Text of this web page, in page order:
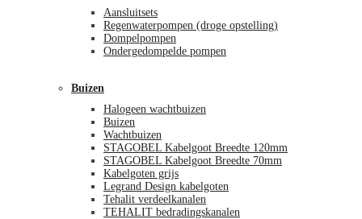
Aansluitsets
Regenwaterpompen (droge opstelling)
Dompelpompen
Ondergedompelde pompen
Buizen
Halogeen wachtbuizen
Buizen
Wachtbuizen
STAGOBEL Kabelgoot Breedte 120mm
STAGOBEL Kabelgoot Breedte 70mm
Kabelgoten grijs
Legrand Design kabelgoten
Tehalit verdeelkanalen
TEHALIT bedradingskanalen